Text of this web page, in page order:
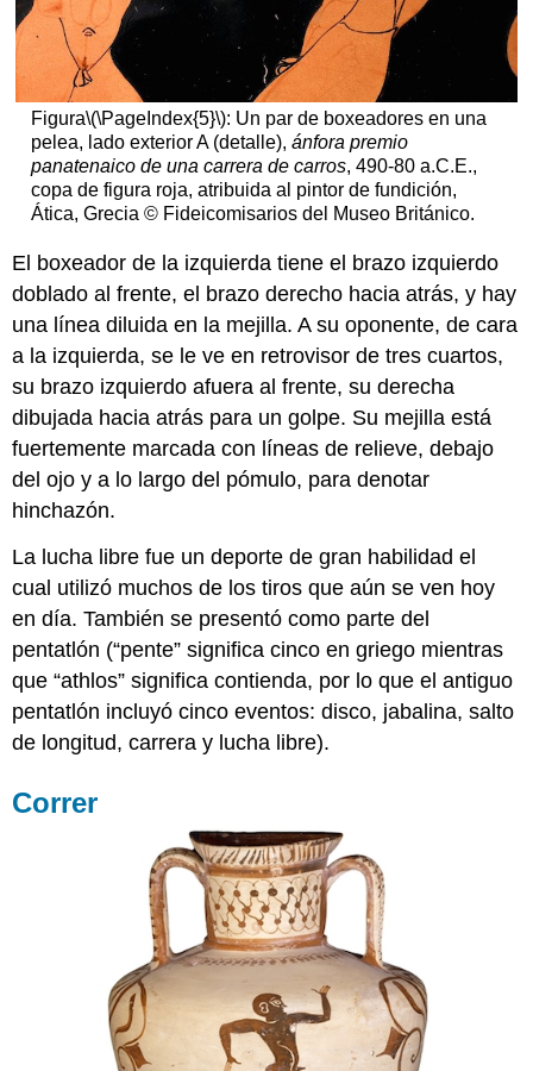
Figura\(\PageIndex{5}\): Un par de boxeadores en una
pelea, lado exterior A (detalle), ánfora premio
panatenaico de una carrera de carros, 490-80 a.C.E.,
copa de figura roja, atribuida al pintor de fundición,
Ática, Grecia © Fideicomisarios del Museo Británico.
El boxeador de la izquierda tiene el brazo izquierdo
doblado al frente, el brazo derecho hacia atrás, y hay
una línea diluida en la mejilla. A su oponente, de cara
a la izquierda, se le ve en retrovisor de tres cuartos,
su brazo izquierdo afuera al frente, su derecha
dibujada hacia atrás para un golpe. Su mejilla está
fuertemente marcada con líneas de relieve, debajo
del ojo y a lo largo del pómulo, para denotar
hinchazón.
La lucha libre fue un deporte de gran habilidad el
cual utilizó muchos de los tiros que aún se ven hoy
en día. También se presentó como parte del
pentatlón (“pente” significa cinco en griego mientras
que “athlos” significa contienda, por lo que el antiguo
pentatlón incluyó cinco eventos: disco, jabalina, salto
de longitud, carrera y lucha libre).
Correr